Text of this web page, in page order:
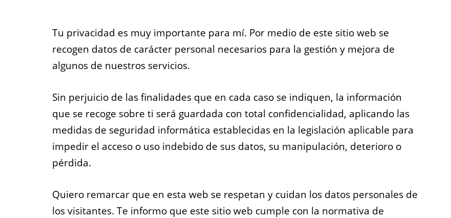
Tu privacidad es muy importante para mí. Por medio de este sitio web se
recogen datos de carácter personal necesarios para la gestión y mejora de
algunos de nuestros servicios.
Sin perjuicio de las finalidades que en cada caso se indiquen, la información
que se recoge sobre ti será guardada con total confidencialidad, aplicando las
medidas de seguridad informática establecidas en la legislación aplicable para
impedir el acceso o uso indebido de sus datos, su manipulación, deterioro o
pérdida.
Quiero remarcar que en esta web se respetan y cuidan los datos personales de
los visitantes. Te informo que este sitio web cumple con la normativa de